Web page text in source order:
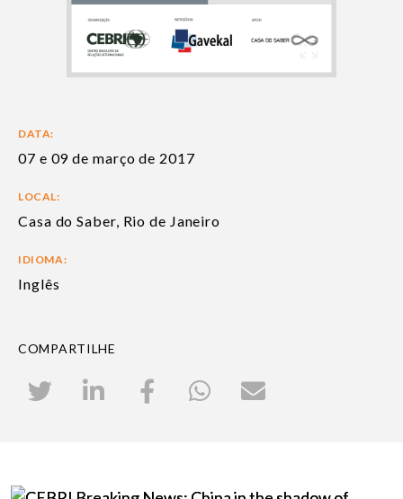
DATA:
07 e 09 de março de 2017
LOCAL:
Casa do Saber, Rio de Janeiro
IDIOMA:
Inglês
COMPARTILHE